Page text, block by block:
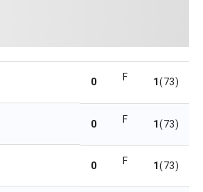
0 F 1(73)
0 F 1(73)
0 F 1(73)